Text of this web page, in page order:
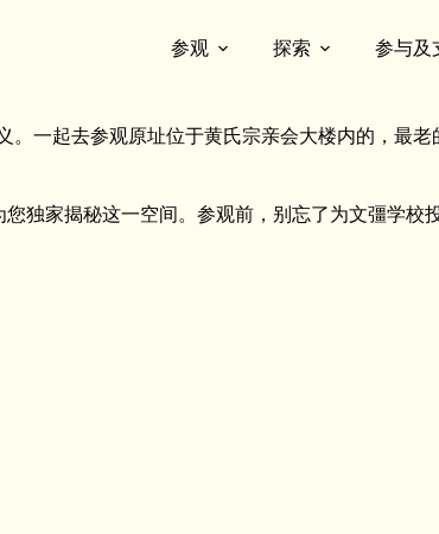
参观 探索 参与及
一起去参观原址位于黄氏宗亲会大楼内的，最
独家揭秘这一空间。参观前，别忘了为文彊学校